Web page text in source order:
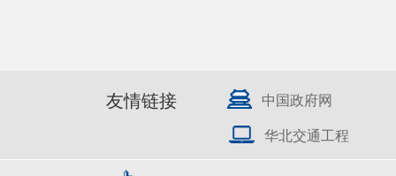
友情链接 中国政府网
华北交通工程